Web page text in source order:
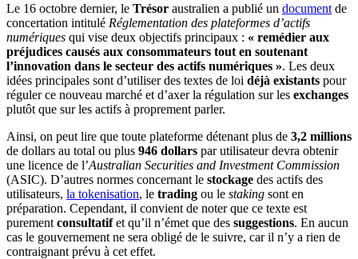
Le 16 octobre dernier, le Trésor australien a publié un document de
concertation intitulé Réglementation des plateformes d’actifs
numériques qui vise deux objectifs principaux : « remédier aux
préjudices causés aux consommateurs tout en soutenant
l’innovation dans le secteur des actifs numériques ». Les deux
idées principales sont d’utiliser des textes de loi déjà existants pour
réguler ce nouveau marché et d’axer la régulation sur les exchanges
plutôt que sur les actifs à proprement parler.
Ainsi, on peut lire que toute plateforme détenant plus de 3,2 millions
de dollars au total ou plus 946 dollars par utilisateur devra obtenir
une licence de l’Australian Securities and Investment Commission
(ASIC). D’autres normes concernant le stockage des actifs des
utilisateurs, la tokenisation, le trading ou le staking sont en
préparation. Cependant, il convient de noter que ce texte est
purement consultatifet qu’il n’émet que des suggestions. En aucun
cas le gouvernement ne sera obligé de le suivre, car il n’y a rien de
contraignant prévu à cet effet.